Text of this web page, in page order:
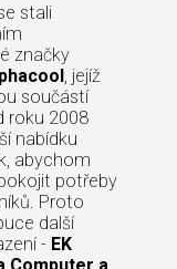
stali
značky
, jejíž
součástí
roku 2008
nabídku
abychom
potřeby
Proto
další
- EK